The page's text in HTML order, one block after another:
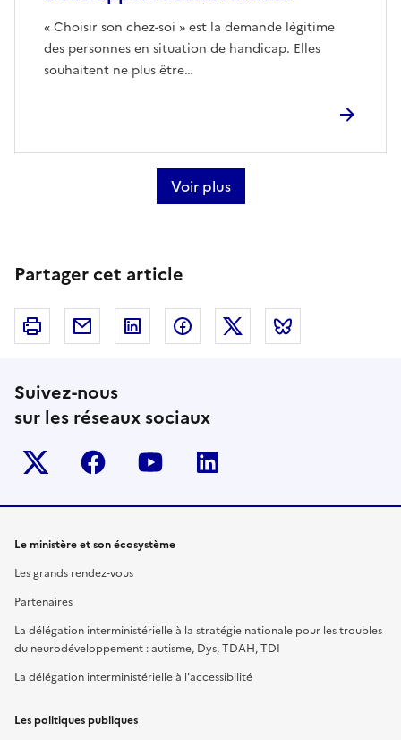
« Choisir son chez-soi » est la demande légitime
des personnes en situation de handicap. Elles
souhaitent ne plus être…
Voir plus
Partager cet article
Imprimer Courriel Linkedin FacebookTwitter
Suivez-nous
sur les réseaux sociaux
Twitter-x facebook youtube
Le ministère et son écosystème
Les grands rendez-vous
Partenaires
La délégation interministérielle à la stratégie nationale pour les troubles
du neurodéveloppement : autisme, Dys, TDAH, TDI
La délégation interministérielle à l'accessibilité
Les politiques publiques